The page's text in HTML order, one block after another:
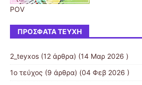
POV
ΠΡΌΣΦΑΤΑ ΤΕΎΧΗ
2_teyxos (12 άρθρα) (14 Μαρ 2026 )
1ο τεύχος (9 άρθρα) (04 Φεβ 2026 )